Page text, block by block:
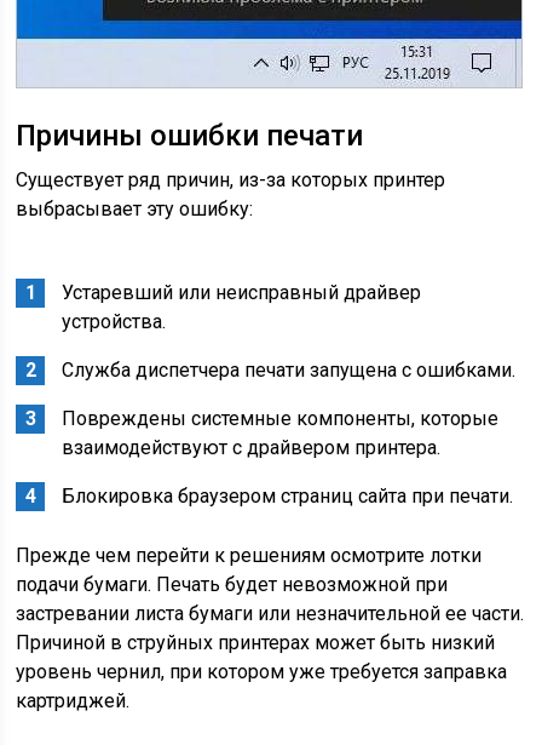
Причины ошибки печати
Существует ряд причин, из-за которых принтер
выбрасывает эту ошибку:
Устаревший или неисправный драйвер
устройства.
Служба диспетчера печати запущена с ошибками.
Повреждены системные компоненты, которые
взаимодействуют с драйвером принтера.
Блокировка браузером страниц сайта при печати.
Прежде чем перейти к решениям осмотрите лотки
подачи бумаги. Печать будет невозможной при
застревании листа бумаги или незначительной ее части.
Причиной в струйных принтерах может быть низкий
уровень чернил, при котором уже требуется заправка
картриджей.